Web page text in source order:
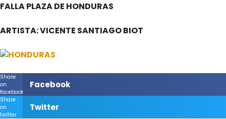
FALLA PLAZA DE HONDURAS
ARTISTA: VICENTE SANTIAGO BIOT
Share
on
facebook
Facebook
Share
on
twitter
Twitter